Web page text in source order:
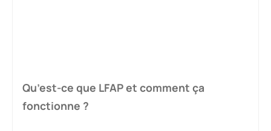
Qu’est-ce que LFAP et comment ça
fonctionne ?